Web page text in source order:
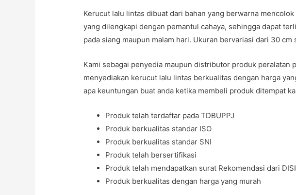
Kerucut lalu lintas dibuat dari bahan yang berwarna
yang dilengkapi dengan pemantul cahaya, sehingga dapat
pada siang maupun malam hari. Ukuran bervariasi dari 30 cm
Kami sebagai penyedia maupun distributor produk peralatan
menyediakan kerucut lalu lintas berkualitas dengan harga
apa keuntungan buat anda ketika membeli produk ditempat
Produk telah terdaftar pada TDBUPPJ
Produk berkualitas standar ISO
Produk berkualitas standar SNI
Produk telah bersertifikasi
Produk telah mendapatkan surat Rekomendasi dari
Produk berkualitas dengan harga yang murah